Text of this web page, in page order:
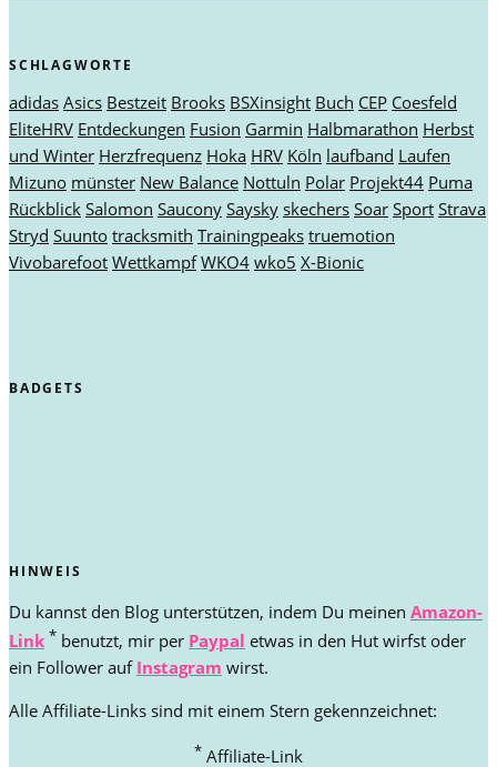
SCHLAGWORTE
adidas Asics Bestzeit Brooks BSXinsight Buch CEP Coesfeld
EliteHRV Entdeckungen Fusion Garmin Halbmarathon Herbst
und Winter Herzfrequenz Hoka HRV Köln laufband Laufen
Mizuno münster New Balance Nottuln Polar Projekt44 Puma
Rückblick Salomon Saucony Saysky skechers Soar Sport Strava
Stryd Suunto tracksmith Trainingpeaks truemotion
Vivobarefoot Wettkampf WKO4 wko5 X-Bionic
BADGETS
HINWEIS
Du kannst den Blog unterstützen, indem Du meinen Amazon-
Link * benutzt, mir per Paypal etwas in den Hut wirfst oder
ein Follower auf Instagram wirst.
Alle Affiliate-Links sind mit einem Stern gekennzeichnet:
* Affiliate-Link